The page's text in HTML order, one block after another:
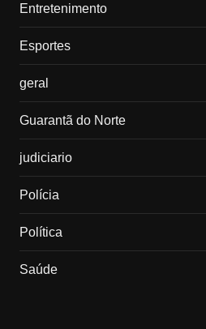
Entretenimento
Esportes
geral
Guarantã do Norte
judiciario
Polícia
Política
Saúde